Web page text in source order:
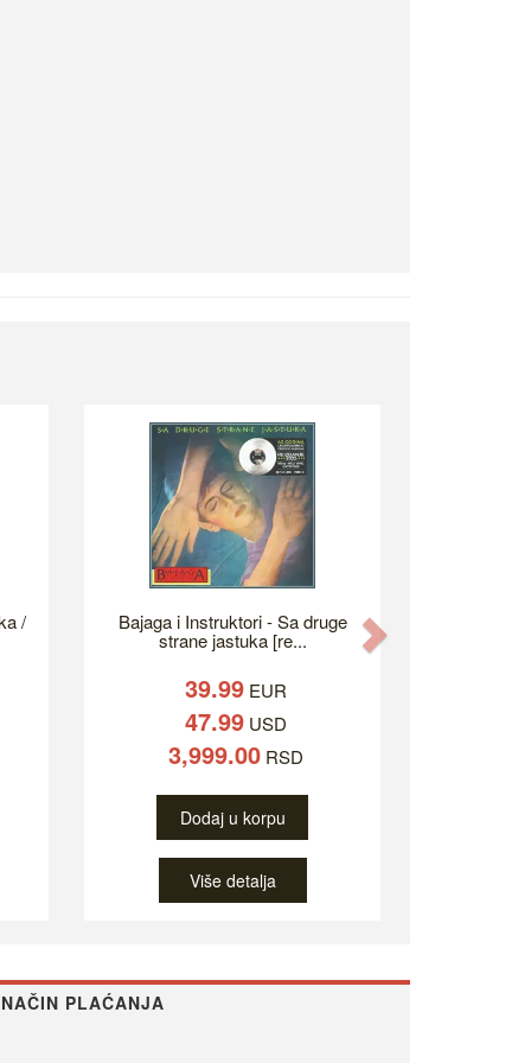
/ Bajaga i Instruktori - Sa druge
strane jastuka [re...
39.99EUR
47.99USD
3,999.00RSD
Dodaj u korpu
Više detalja
NAČIN PLAĆANJA